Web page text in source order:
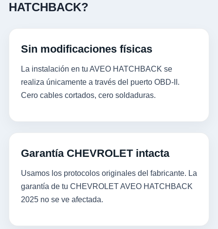
HATCHBACK?
Sin modificaciones físicas
La instalación en tu AVEO HATCHBACK se
realiza únicamente a través del puerto OBD-II.
Cero cables cortados, cero soldaduras.
Garantía CHEVROLET intacta
Usamos los protocolos originales del fabricante. La
garantía de tu CHEVROLET AVEO HATCHBACK
2025 no se ve afectada.